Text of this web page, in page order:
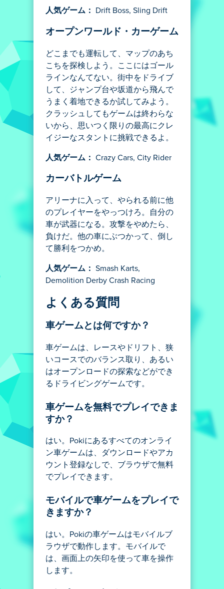
人気ゲーム： Drift Boss, Sling Drift
オープンワールド・カーゲーム
どこまでも運転して、マップのあち
こちを探検しよう。ここにはゴール
ラインなんてない。街中をドライブ
して、ジャンプ台や坂道から飛んで
うまく着地できるか試してみよう。
クラッシュしてもゲームは終わらな
いから、思いつく限りの最高にクレ
イジーなスタントに挑戦できるよ。
人気ゲーム： Crazy Cars, City Rider
カーバトルゲーム
アリーナに入って、やられる前に他
のプレイヤーをやっつけろ。自分の
車が武器になる。攻撃をやめたら、
負けだ。他の車にぶつかって、倒し
て勝利をつかめ。
人気ゲーム：
Smash Karts,
Demolition Derby Crash Racing
よくある質問
車ゲームとは何ですか？
車ゲームは、レースやドリフト、狭
いコースでのバランス取り、あるい
はオープンロードの探索などができ
るドライビングゲームです。
車ゲームを無料でプレイできま
すか？
はい。Pokiにあるすべてのオンライ
ン車ゲームは、ダウンロードやアカ
ウント登録なしで、ブラウザで無料
でプレイできます。
モバイルで車ゲームをプレイで
きますか？
はい。Pokiの車ゲームはモバイルブ
ラウザで動作します。モバイルで
は、画面上の矢印を使って車を操作
します。